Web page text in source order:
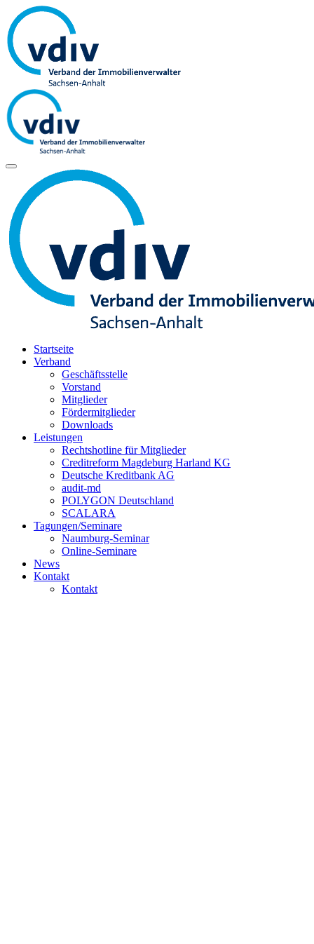
Startseite
Verband
Geschäftsstelle
Vorstand
Mitglieder
Fördermitglieder
Downloads
Leistungen
Rechtshotline für Mitglieder
Creditreform Magdeburg Harland KG
Deutsche Kreditbank AG
audit-md
POLYGON Deutschland
SCALARA
Tagungen/Seminare
Naumburg-Seminar
Online-Seminare
News
Kontakt
Kontakt